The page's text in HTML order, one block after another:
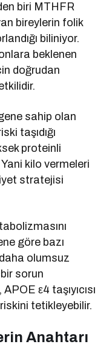
biri MTHFR
bireylerin folik
biliniyor.
beklenen
doğrudan
sahip olan
taşıdığı
proteinli
kilo vermeleri
stratejisi
göre bazı
olumsuz
sorun
ε4 taşıyıcısı
tetikleyebilir.
Anahtarı